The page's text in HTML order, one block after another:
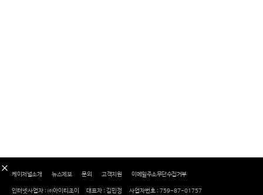
케이저널소개 뉴스제보 문의 고객지원 이메일주소무단수집거부
인터넷사업자 : ㈜아이티조이 대표자 : 김민정 사업자번호 : 759-87-01757